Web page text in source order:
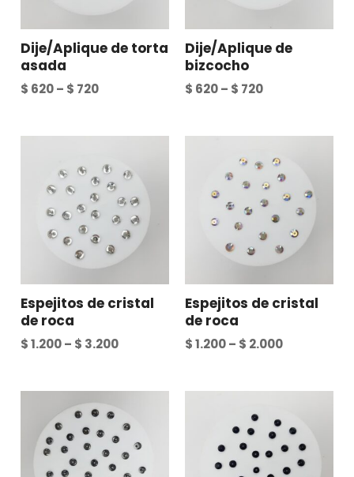
Dije/Aplique de torta
asada
$ 620– $ 720
Dije/Aplique de
bizcocho
$ 620– $ 720
Espejitos de cristal
de roca
$1.200– $ 3.200
Espejitos de cristal
de roca
$1.200– $ 2.000